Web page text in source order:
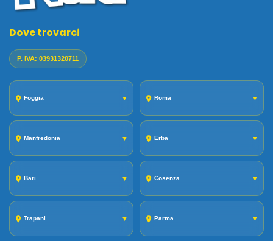
Dove trovarci
P. IVA: 03931320711
Foggia ▼ Roma ▼
Manfredonia ▼ Erba ▼
Bari ▼ Cosenza ▼
Trapani ▼ Parma ▼